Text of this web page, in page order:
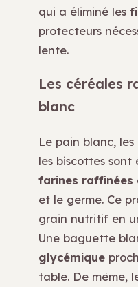
qui a éliminé les
protecteurs
lente.
Les céréales
blanc
Le pain blanc,
les biscottes
farines raffinées
et le germe. Ce
grain nutritif en
Une baguette
glycémique
table. De même,